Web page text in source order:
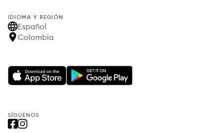
IDIOMA Y REGIÓN
Español
Colombia
SÍGUENOS